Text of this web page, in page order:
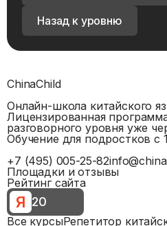
Назад к уровню
ChinaChild
Онлайн-школа китайского
Лицензированная
разговорного уровня уже
Обучение для подростков с
+7 (495) 005-25-82
Площадки и отзывы
Рейтинг сайта
Я 20
Все курсыРепетитор